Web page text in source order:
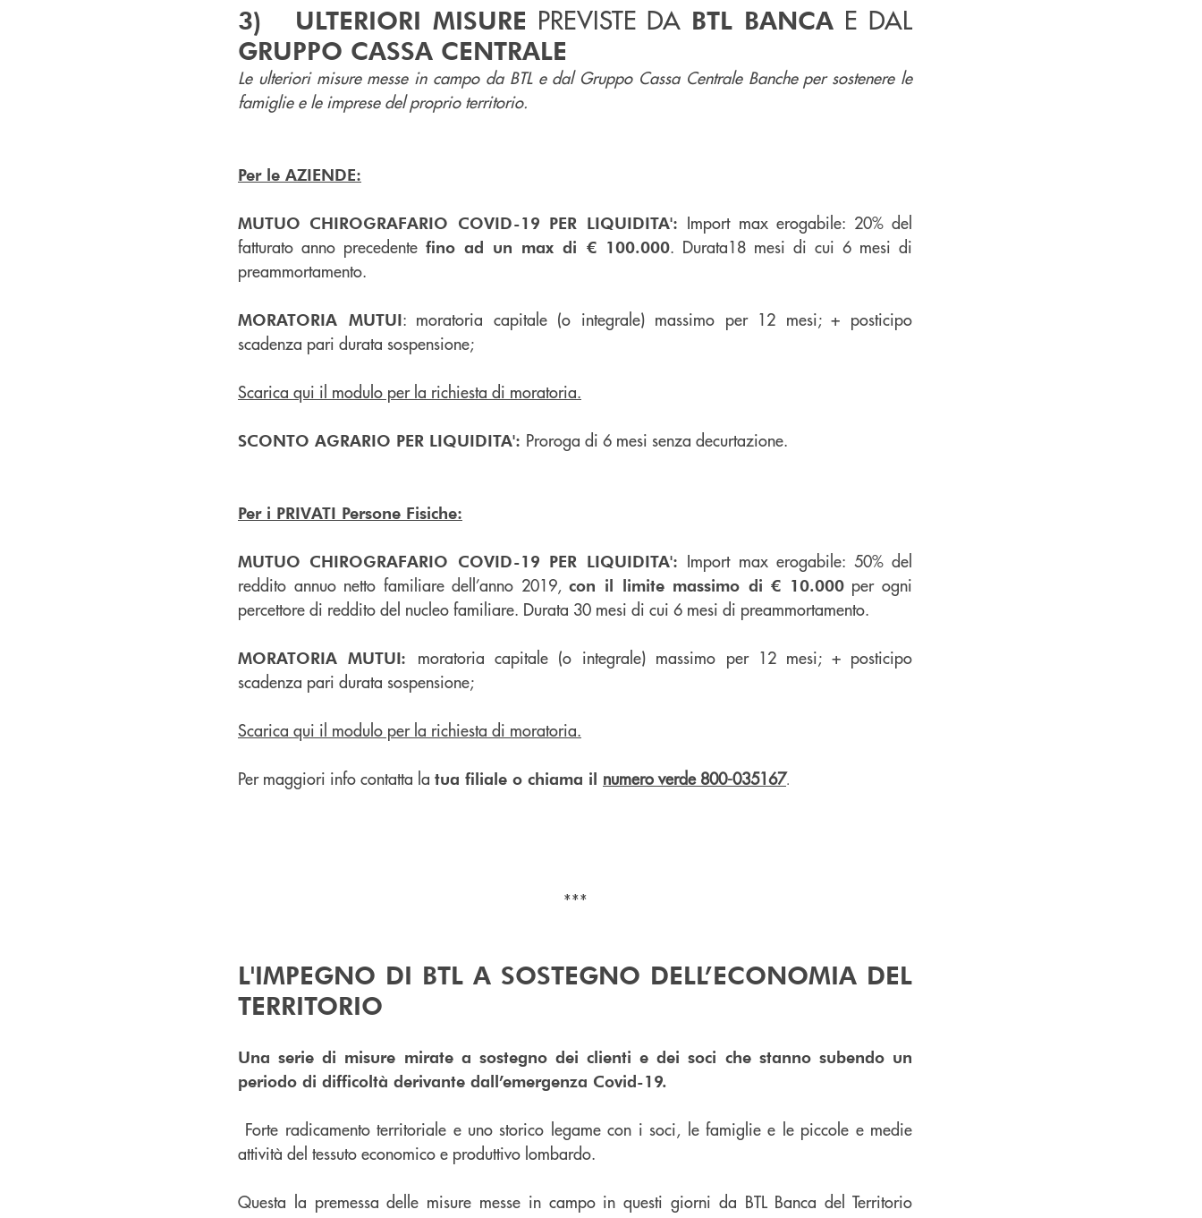
3) ULTERIORI MISURE PREVISTE DA BTL BANCA E DAL
GRUPPO CASSA CENTRALE
Le ulteriori misure messe in campo da BTL e dal Gruppo Cassa Centrale Banche per sostenere le
famiglie e le imprese del proprio territorio.
Per le AZIENDE:
MUTUO CHIROGRAFARIO COVID-19 PER LIQUIDITA': Import max erogabile: 20% del
fatturato anno precedentefino ad un max di € 100.000. Durata18 mesi di cui 6 mesi di
preammortamento.
MORATORIA MUTUI: moratoria capitale (o integrale) massimo per 12 mesi; + posticipo
scadenza pari durata sospensione;
Scarica qui il modulo per la richiesta di moratoria.
SCONTO AGRARIO PER LIQUIDITA': Proroga di 6 mesi senza decurtazione.
Per i PRIVATI Persone Fisiche:
MUTUO CHIROGRAFARIO COVID-19 PER LIQUIDITA': Import max erogabile: 50% del
reddito annuo netto familiare dell’anno 2019,con il limite massimo di € 10.000per ogni
percettore di reddito del nucleo familiare. Durata 30 mesi di cui 6 mesi di preammortamento.
MORATORIA MUTUI: moratoria capitale (o integrale) massimo per 12 mesi; + posticipo
scadenza pari durata sospensione;
Scarica qui il modulo per la richiesta di moratoria.
Per maggiori info contatta la tua filiale o chiama il numero verde 800-035167.
***
L'IMPEGNO DI BTL A SOSTEGNO DELL’ECONOMIA DEL
TERRITORIO
Una serie di misure mirate a sostegno dei clienti e dei soci che stanno subendo un
periodo di difficoltà derivante dall’emergenza Covid-19.
Forte radicamento territoriale e uno storico legame con i soci, le famiglie e le piccole e medie
attività del tessuto economico e produttivo lombardo.
Questa la premessa delle misure messe in campo in questi giorni da BTL Banca del Territorio